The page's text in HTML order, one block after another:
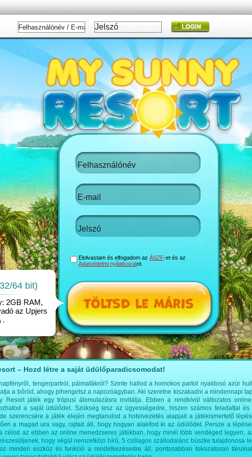
– Hozd létre a saját üdülőparadicsomodat!
tengerpartról, pálmafákról? Szinte hallod a homokos partot nyaldosó azúr
a bőröd, ahogy pihengetsz a napozóágyban. Aki szeretne kiszakadni a mindennapi
Resort játék egy trópusi álomutazásra invitálja. Ebben a rendkívül változatos
a saját üdülődet. Szükség lesz az ügyességedre, hiszen számos feladattal és
szerencsére a játék elején megtanulod a hotelvezetés alapjait a játékismertető
a magad ura vagy, rajtad áll, hogy hogyan alakítod ki az üdülődet. Persze a
célod az ebben az online menedzseres játékban, hogy minél több vendéged legyen,
hogy végül nemzetközi hírű, 5 csillagos szállodalánc büszke tulajdonosa
minden eszköz és funkció a rendelkezésedre áll, pontosabban fokozatosan
Elolvastam és elfogadom az ÁSZF-et és az
Adatvédelmi nyilatkozatot.
64 bit)
2GB RAM,
az Upjers
.